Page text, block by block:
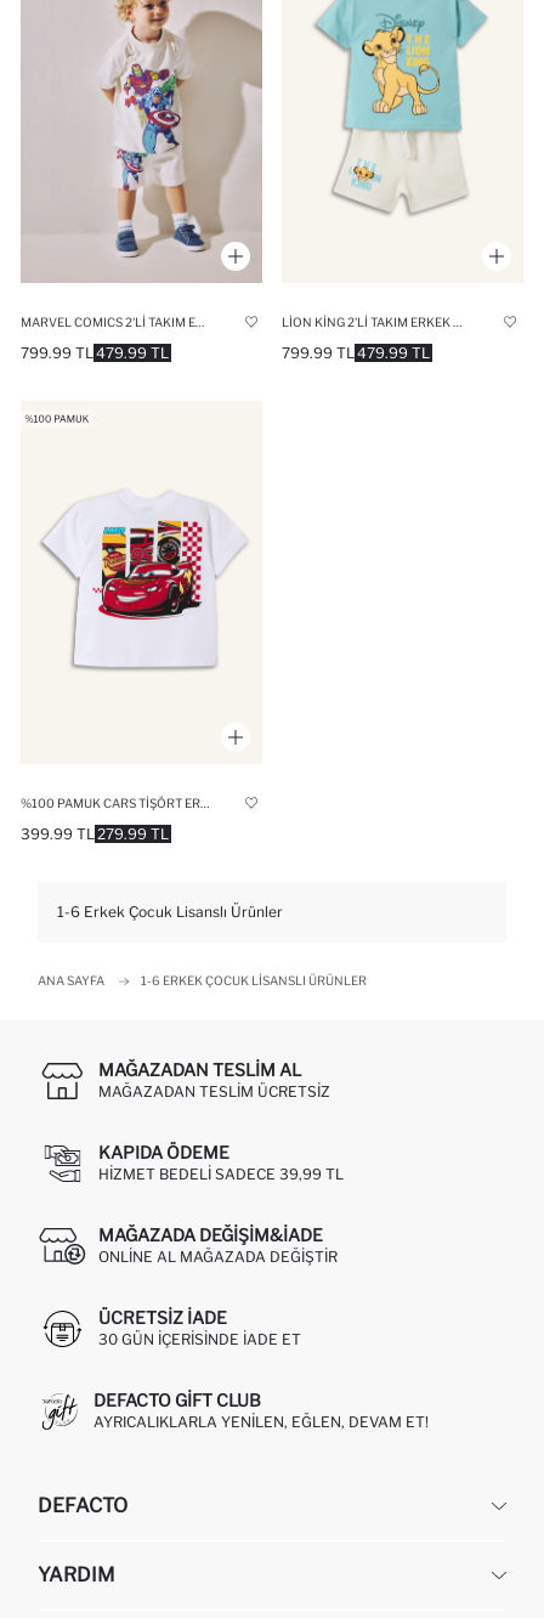
MARVEL COMICS 2'LI TAKIM ERKEK BEBEK
479.99 TL
799.99 TL
LION KING 2'LI TAKIM ERKEK BEBEK
479.99 TL
799.99 TL
279.99 TL
399.99 TL
1-6 Erkek Çocuk Lisanslı Ürünler
ANA SAYFA 1-6 ERKEK ÇOCUK LISANSLI ÜRÜNLER
MAĞAZADAN TESLIM AL
MAĞAZADAN TESLIM ÜCRETSIZ
KAPIDA ÖDEME
HIZMET BEDELI SADECE 39,99 TL
MAĞAZADA DEĞIŞIM&İADE
ONLINE AL MAĞAZADA DEĞIŞTIR
ÜCRETSIZ IADE
30 GÜN IÇERISINDE IADE ET
DEFACTO GIFT CLUB
AYRICALIKLARLA YENILEN, EĞLEN, DEVAM ET!
DEFACTO
HAKKIMIZDA
YARDIM